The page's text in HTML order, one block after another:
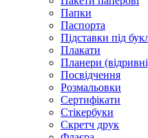
Папки
Паспорта
Підставки під
Плакати
Планери
Посвідчення
Розмальовки
Сертифікати
Стікербуки
Скретч друк